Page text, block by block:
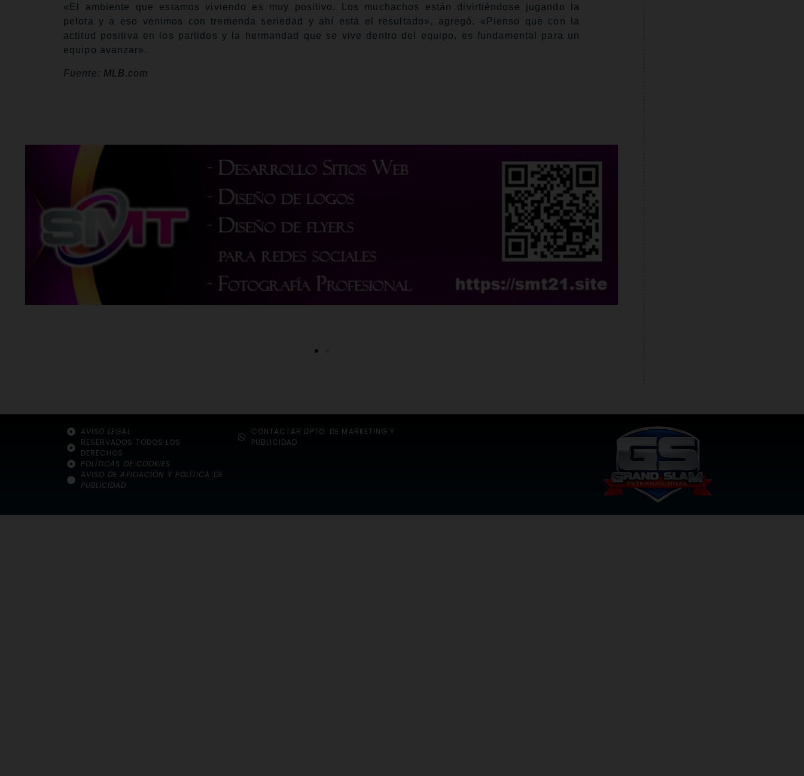
«El ambiente que estamos viviendo es muy positivo. Los muchachos están divirtiéndose jugando la
pelota y a eso venimos con tremenda seriedad y ahí está el resultado», agregó. «Pienso que con la
actitud positiva en los partidos y la hermandad que se vive dentro del equipo, es fundamental para un
equipo avanzar».
Fuente: MLB.com
AVISO LEGAL
RESERVADOS TODOS LOS
DERECHOS
POLÍTICAS DE COOKIES
AVISO DE AFILIACIÓN Y POLÍTICA DE
PUBLICIDAD
CONTACTAR DPTO. DE MARKETING Y
PUBLICIDAD